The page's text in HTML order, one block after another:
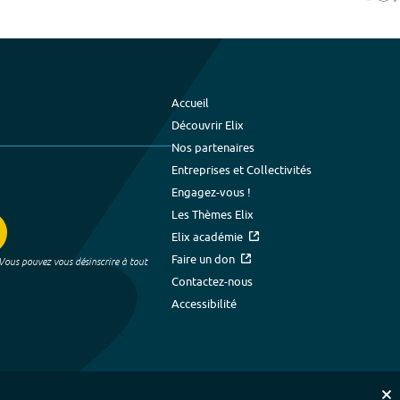
pouvez vous désinscrire à tout
Accueil
Découvrir Elix
Nos partenaires
Entreprises et Collectivités
Engagez-vous !
Les Thèmes Elix
Elix académie
Faire un don
Contactez-nous
Accessibilité